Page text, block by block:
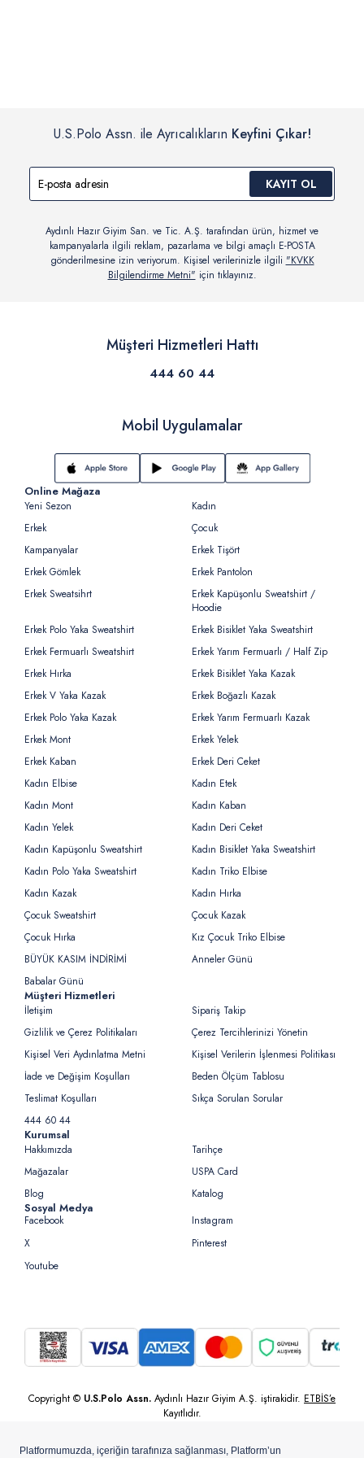
U.S.Polo Assn. ile Ayrıcalıkların Keyfini Çıkar!
KAYIT OL
Aydınlı Hazır Giyim San. ve Tic. A.Ş. tarafından ürün, hizmet ve
kampanyalarla ilgili reklam, pazarlama ve bilgi amaçlı E-POSTA
gönderilmesine izin veriyorum. Kişisel verilerinizle ilgili "KVKK
Bilgilendirme Metni" için tıklayınız.
Müşteri Hizmetleri Hattı
444 60 44
Mobil Uygulamalar
Online Mağaza
Yeni Sezon
Kadın
Erkek
Çocuk
Kampanyalar
Erkek Tişört
Erkek Gömlek
Erkek Pantolon
Erkek Sweatsihrt
Erkek Kapüşonlu Sweatshirt /
Hoodie
Erkek Polo Yaka Sweatshirt
Erkek Bisiklet Yaka Sweatshirt
Erkek Fermuarlı Sweatshirt
Erkek Yarım Fermuarlı / Half Zip
Erkek Hırka
Erkek Bisiklet Yaka Kazak
Erkek V Yaka Kazak
Erkek Boğazlı Kazak
Erkek Polo Yaka Kazak
Erkek Yarım Fermuarlı Kazak
Erkek Mont
Erkek Yelek
Erkek Kaban
Erkek Deri Ceket
Kadın Elbise
Kadın Etek
Kadın Mont
Kadın Kaban
Kadın Yelek
Kadın Deri Ceket
Kadın Kapüşonlu Sweatshirt
Kadın Bisiklet Yaka Sweatshirt
Kadın Polo Yaka Sweatshirt
Kadın Triko Elbise
Kadın Kazak
Kadın Hırka
Çocuk Sweatshirt
Çocuk Kazak
Çocuk Hırka
Kız Çocuk Triko Elbise
BÜYÜK KASIM İNDİRİMİ
Anneler Günü
Babalar Günü
Müşteri Hizmetleri
İletişim
Sipariş Takip
Gizlilik ve Çerez Politikaları
Çerez Tercihlerinizi Yönetin
Kişisel Veri Aydınlatma Metni
Kişisel Verilerin İşlenmesi Politikası
İade ve Değişim Koşulları
Beden Ölçüm Tablosu
Teslimat Koşulları
Sıkça Sorulan Sorular
444 60 44
Kurumsal
Hakkımızda
Tarihçe
Mağazalar
USPA Card
Blog
Katalog
Sosyal Medya
Facebook
Instagram
X
Pinterest
Youtube
Copyright © U.S.Polo Assn. Aydınlı Hazır Giyim A.Ş. iştirakidir. ETBİS’e
Kayıtlıdır.